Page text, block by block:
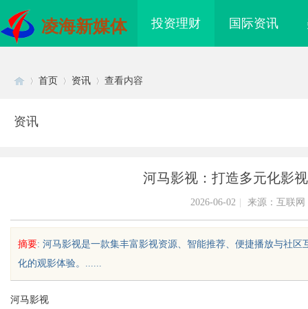
凌海新媒体 投资理财 国际资讯
首页 资讯 查看内容
资讯
河马影视：打造多元化影
2026-06-02 来源：互联网
摘要: 河马影视是一款集丰富影视资源、智能推荐、便捷播放与社
化的观影体验。......
河马影视
方位优质影视内容